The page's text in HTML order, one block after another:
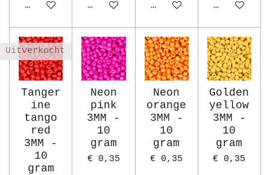
In winkelwagenIn winkelwagenHoud mij op de hoogte
In
Uitverkocht
Tanger
ine
tango
red
3MM -
10
gram
Neon
pink
3MM -
10
gram
€ 0,35
Neon
orange
3MM -
10
gram
€ 0,35
Golden
yellow
3MM -
10
gram
€ 0,35